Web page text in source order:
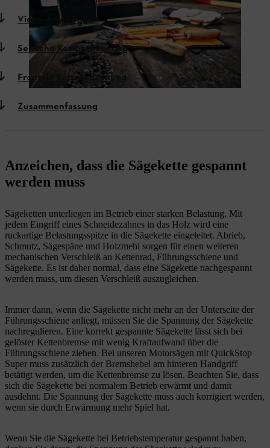
Video-Anleitungen
Seitliche Kettenspannung
Frontale Kettenspannung
Zusammenfassung
Anzeichen, dass die Sägekette gespannt
werden muss
Sägeketten unterliegen im Betrieb einer starken Belastung. Mit
jedem Eingriff eines Schneidezahnes in das Holz wird eine
ruckartige Belastungsspitze in die Sägekette eingeleitet. Abrieb,
Schmutz, Sägespäne und Holzmehl sorgen für einen weiteren
mechanischen Verschleiß an Kettenrad, Führungsschiene und
Sägekette. Es ist daher normal, dass eine Sägekette nachgespannt
werden muss, um diesen Verschleiß auszugleichen.
Immer dann, wenn die Sägekette nicht mehr an der Unterseite der
Führungsschiene anliegt, müssen Sie die Spannung der Sägekette
nachregulieren. Eine korrekt gespannte Sägekette lässt sich bei
gelöster Kettenbremse mit wenig Kraftaufwand über die
Führungsschiene ziehen. Bei unseren Motorsägen mit QuickStop
Super muss zusätzlich der Bremshebel am hinteren Handgriff
betätigt werden, um die Kettenbremse zu lösen. Beachten Sie, dass
sich die Sägekette bei normalem Betrieb erwärmt und damit
ausdehnt. Die Spannung der Sägekette muss auch korrigiert werden,
wenn sie durch Erwärmung mehr Spiel hat.
Wenn Sie die Sägekette bei Betriebstemperatur gespannt haben,